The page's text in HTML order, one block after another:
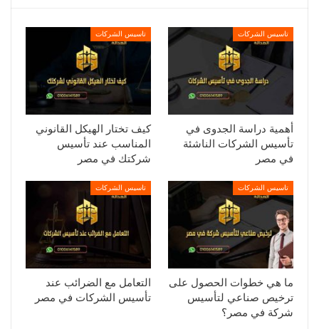
تاسيس الشركات
أهمية دراسة الجدوى في
تأسيس الشركات الناشئة
في مصر
تاسيس الشركات
كيف تختار الهيكل القانوني
المناسب عند تأسيس
شركتك في مصر
تاسيس الشركات
ما هي خطوات الحصول على
ترخيص صناعي لتأسيس
شركة في مصر؟
تاسيس الشركات
التعامل مع الضرائب عند
تأسيس الشركات في مصر